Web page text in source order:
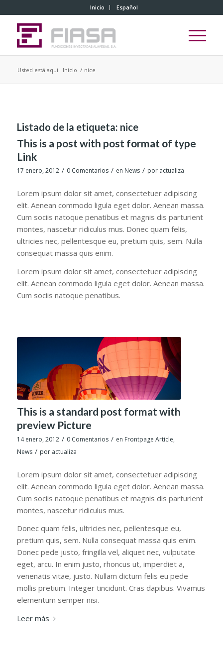
Inicio Español
Usted está aquí: Inicio / nice
Listado de la etiqueta: nice
This is a post with post format of type
Link
17 enero, 2012 / 0 Comentarios / en News / por actualiza
Lorem ipsum dolor sit amet, consectetuer adipiscing
elit. Aenean commodo ligula eget dolor. Aenean massa.
Cum sociis natoque penatibus et magnis dis parturient
montes, nascetur ridiculus mus. Donec quam felis,
ultricies nec, pellentesque eu, pretium quis, sem. Nulla
consequat massa quis enim.
Lorem ipsum dolor sit amet, consectetuer adipiscing
elit. Aenean commodo ligula eget dolor. Aenean massa.
Cum sociis natoque penatibus.
This is a standard post format with
preview Picture
14 enero, 2012 / 0 Comentarios / en Frontpage Article,
News / por actualiza
Lorem ipsum dolor sit amet, consectetuer adipiscing
elit. Aenean commodo ligula eget dolor. Aenean massa.
Cum sociis natoque penatibus et magnis dis parturient
montes, nascetur ridiculus mus.
Donec quam felis, ultricies nec, pellentesque eu,
pretium quis, sem. Nulla consequat massa quis enim.
Donec pede justo, fringilla vel, aliquet nec, vulputate
eget, arcu. In enim justo, rhoncus ut, imperdiet a,
venenatis vitae, justo. Nullam dictum felis eu pede
mollis pretium. Integer tincidunt. Cras dapibus. Vivamus
elementum semper nisi.
Leer más